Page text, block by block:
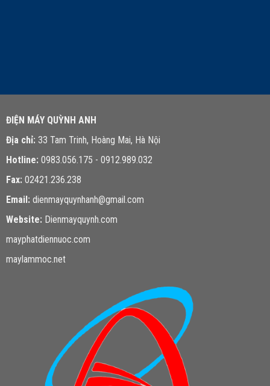
ĐIỆN MÁY QUỲNH ANH
Địa chỉ: 33 Tam Trinh, Hoàng Mai, Hà Nội
Hotline: 0983.056.175 - 0912.989.032
Fax: 02421.236.238
Email: dienmayquynhanh@gmail.com
Website: Dienmayquynh.com
mayphatdiennuoc.com
maylammoc.net